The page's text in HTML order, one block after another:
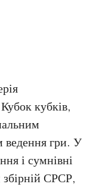
кубків,
гри. У
і сумнівні
збірній СРСР,